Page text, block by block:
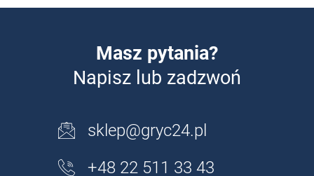
Masz pytania?
Napisz lub zadzwoń
sklep@gryc24.pl
+48 22 511 33 43